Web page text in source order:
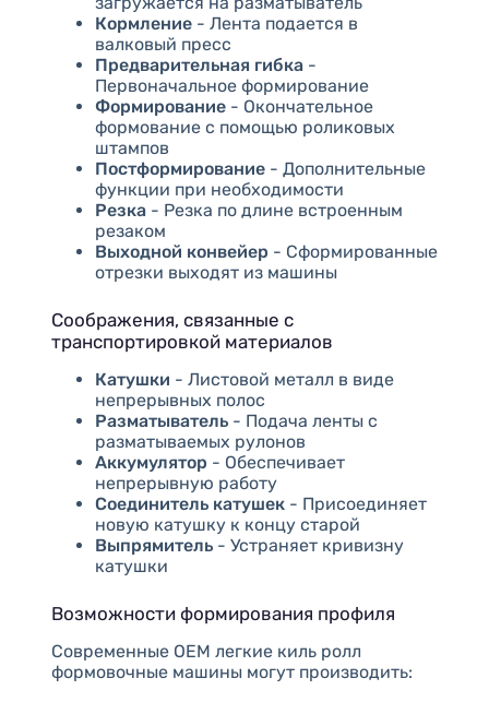
Кормление- Лента подается в
валковый пресс
Предварительная гибка-
Первоначальное формирование
Формирование- Окончательное
формование с помощью роликовых
штампов
Постформирование- Дополнительные
функции при необходимости
Резка- Резка по длине встроенным
резаком
Выходной конвейер - Сформированные
отрезки выходят из машины
Соображения, связанные с
транспортировкой материалов
Катушки - Листовой металл в виде
непрерывных полос
Разматыватель- Подача ленты с
разматываемых рулонов
Аккумулятор - Обеспечивает
непрерывную работу
Соединитель катушек- Присоединяет
новую катушку к концу старой
Выпрямитель- Устраняет кривизну
катушки
Возможности формирования профиля
Современные OEM легкие киль ролл
формовочные машины могут производить: